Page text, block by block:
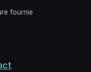
fournie